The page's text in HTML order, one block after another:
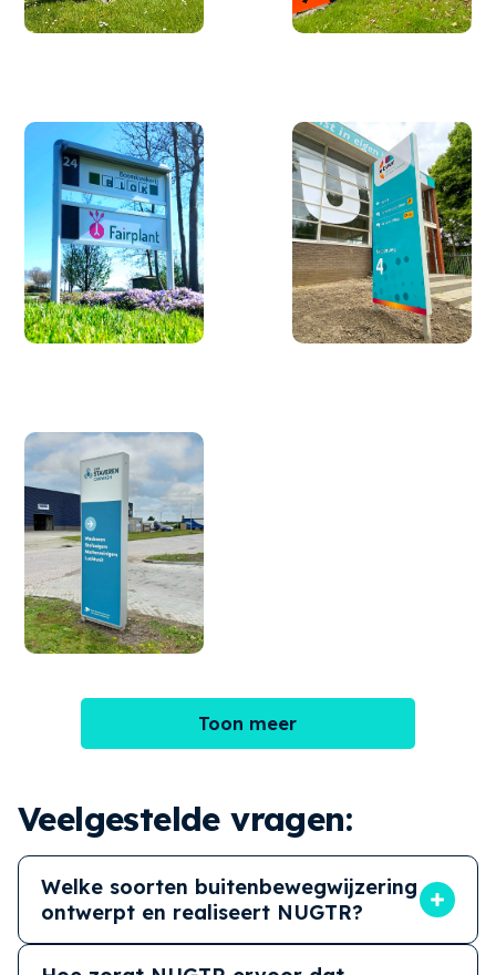
Toon meer
Veelgestelde vragen:
Welke soorten buitenbewegwijzering
ontwerpt en realiseert NUGTR?
NUGTR ontwerpt en realiseert diverse soorten
buitenbewegwijzering om uw merk te laten